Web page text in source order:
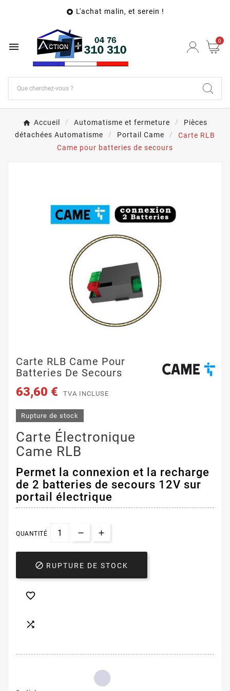
 L'achat malin, et serein !
 0
Accueil Automatisme et fermeture
Pièces
détachées Automatisme
Portail Came
Carte RLB
Came pour batteries de secours
Carte RLB Came Pour
Batteries De Secours
63,60 € TVA INCLUSE
Rupture de stock
Carte Électronique
Came RLB
Permet la connexion et la recharge
de 2 batteries de secours 12V sur
portail électrique
QUANTITÉ
 RUPTURE DE STOCK

